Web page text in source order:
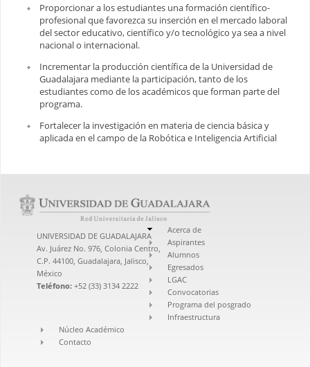
Proporcionar a los estudiantes una formación científico-
profesional que favorezca su inserción en el mercado laboral
del sector educativo, científico y/o tecnológico ya sea a nivel
nacional o internacional.
Incrementar la producción científica de la Universidad de
Guadalajara mediante la participación, tanto de los
estudiantes como de los académicos que forman parte del
programa.
Fortalecer la investigación en materia de ciencia básica y
aplicada en el campo de la Robótica e Inteligencia Artificial
UNIVERSIDAD DE GUADALAJARA
Av. Juárez No. 976, Colonia Centro,
C.P. 44100, Guadalajara, Jalisco,
México
Teléfono: +52 (33) 3134 2222
Acerca de
Aspirantes
Alumnos
Egresados
LGAC
Convocatorias
Programa del posgrado
Infraestructura
Núcleo Académico
Contacto